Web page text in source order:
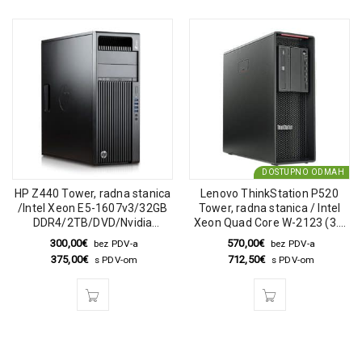
HP Z440 Tower, radna stanica
/Intel Xeon E5-1607v3/32GB
DDR4/2TB/DVD/Nvidia
Quadro K2200
300,00€ bez PDV-a
375,00€ s PDV-om
DOSTUPNO ODMAH
Lenovo ThinkStation P520
Tower, radna stanica / Intel
Xeon Quad Core W-2123 (3.6
ghz) / 32GB DDR4 / 512GB
SSD / DVD / Quadro P2000
5GB DDR5
570,00€ bez PDV-a
712,50€ s PDV-om